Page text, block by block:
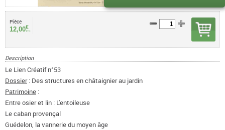
Pièce
12,00€
TTC
Description
Le Lien Créatif n°53
Dossier: Des structures en châtaignier au jardin
Patrimoine :
Entre osier et lin : L'entoileuse
Le caban provençal
Guédelon, la vannerie du moyen âge